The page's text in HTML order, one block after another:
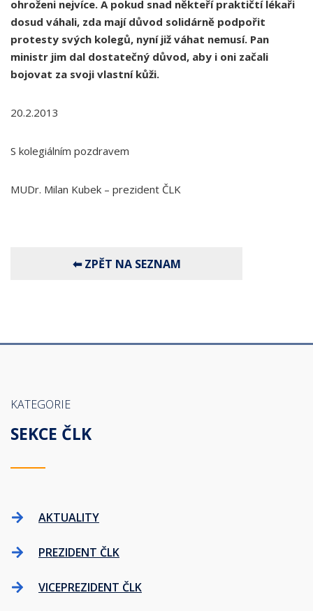
ohroženi nejvíce. A pokud snad někteří praktičtí lékaři
dosud váhali, zda mají důvod solidárně podpořit
protesty svých kolegů, nyní již váhat nemusí. Pan
ministr jim dal dostatečný důvod, aby i oni začali
bojovat za svoji vlastní kůži.
20.2.2013
S kolegiálním pozdravem
MUDr. Milan Kubek – prezident ČLK
KATEGORIE
SEKCE ČLK
AKTUALITY
PREZIDENT ČLK
VICEPREZIDENT ČLK